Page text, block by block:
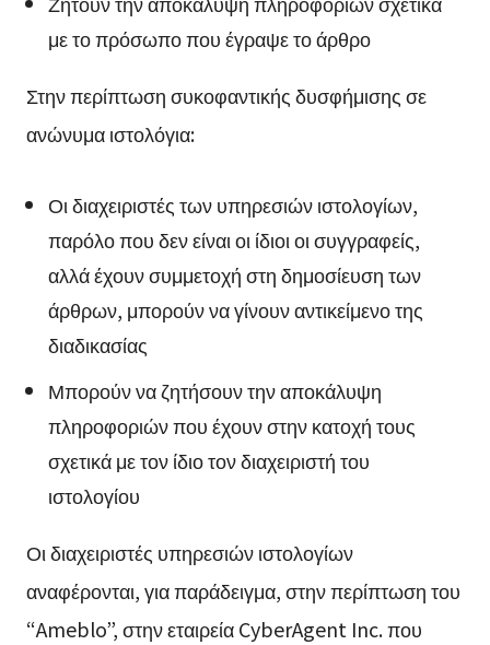
με το πρόσωπο που έγραψε το άρθρο
Στην περίπτωση συκοφαντικής δυσφήμισης σε
ανώνυμα ιστολόγια:
Οι διαχειριστές των υπηρεσιών ιστολογίων,
παρόλο που δεν είναι οι ίδιοι οι συγγραφείς,
αλλά έχουν συμμετοχή στη δημοσίευση των
άρθρων, μπορούν να γίνουν αντικείμενο της
διαδικασίας
Μπορούν να ζητήσουν την αποκάλυψη
πληροφοριών που έχουν στην κατοχή τους
σχετικά με τον ίδιο τον διαχειριστή του
ιστολογίου
Οι διαχειριστές υπηρεσιών ιστολογίων
αναφέρονται, για παράδειγμα, στην περίπτωση του
“Ameblo”, στην εταιρεία CyberAgent Inc. που